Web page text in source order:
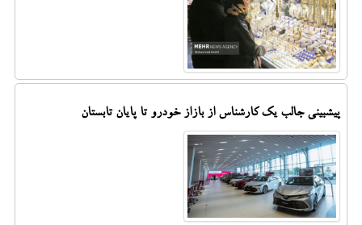
پیشبینی جالب یک کارشناس از بازاز خودرو تا پایان تابستان